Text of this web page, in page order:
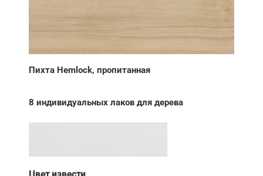
Пихта Hemlock, пропитанная
8 индивидуальных лаков для дерева